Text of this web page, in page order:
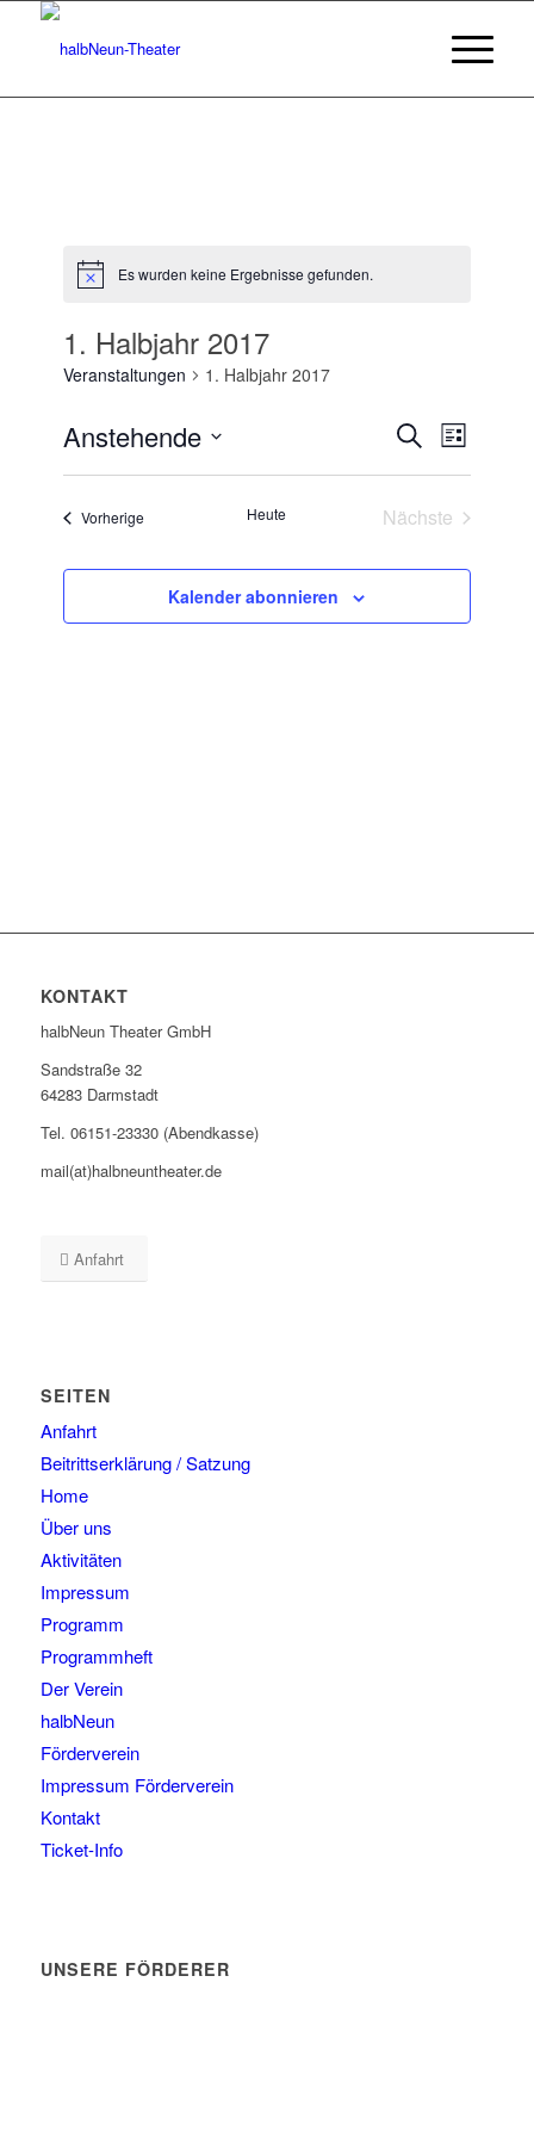
HinweisEs wurden keine Ergebnisse gefunden.
1. Halbjahr 2017
Veranstaltungen 1. Halbjahr 2017
Suche
und
SucheListe
Anstehende
Vorherige VeranstaltungenHeute
Nächste
Kalender abonnieren
KONTAKT
halbNeun Theater GmbH
Sandstraße 32
64283 Darmstadt
Tel. 06151-23330 (Abendkasse)
mail(at)halbneuntheater.de
Anfahrt
SEITEN
Anfahrt
Beitrittserklärung / Satzung
Home
Über uns
Aktivitäten
Impressum
Programm
Programmheft
Der Verein
halbNeun
Förderverein
Impressum Förderverein
Kontakt
Ticket-Info
UNSERE FÖRDERER